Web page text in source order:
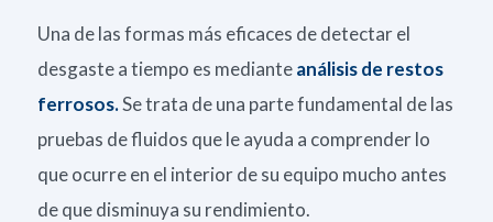
Una de las formas más eficaces de detectar el
desgaste a tiempo es medianteanálisis de restos
ferrosos.Se trata de una parte fundamental de las
pruebas de fluidos que le ayuda a comprender lo
que ocurre en el interior de su equipo mucho antes
de que disminuya su rendimiento.